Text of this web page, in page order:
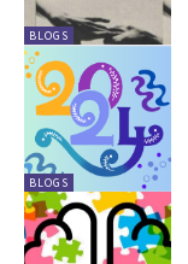
BLOGS
BLOGS